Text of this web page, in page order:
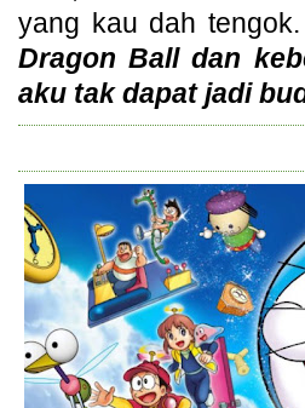
yang kau dah
Dragon Ball dan
aku tak dapat jadi